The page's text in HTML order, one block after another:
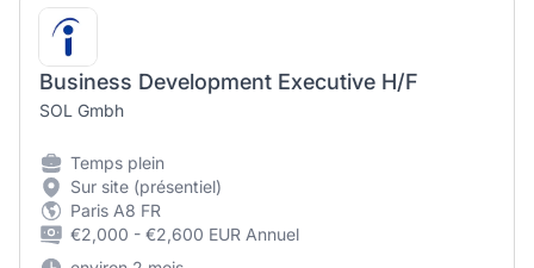
Business Development Executive H/F
SOL Gmbh
Temps plein
Sur site (présentiel)
Paris A8 FR
€2,000 - €2,600 EUR Annuel